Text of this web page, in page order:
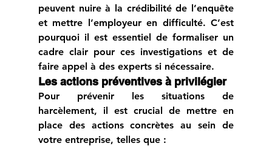
peuvent nuire à la crédibilité de l’enquête
et mettre l’employeur en difficulté. C’est
pourquoi il est essentiel de formaliser un
cadre clair pour ces investigations et de
faire appel à des experts si nécessaire.
Les actions préventives à privilégier
Pour prévenir les situations de
harcèlement, il est crucial de mettre en
place des actions concrètes au sein de
votre entreprise, telles que :